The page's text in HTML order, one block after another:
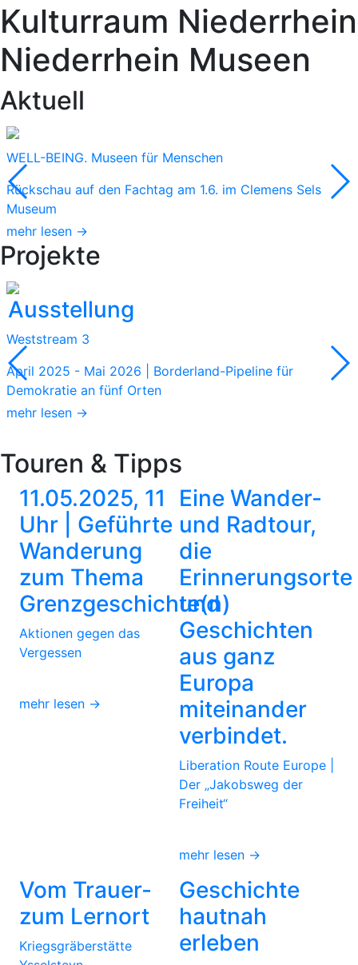
Kulturraum Niederrhein
Niederrhein Museen
Aktuell
WELL-BEING. Museen für Menschen
Rückschau auf den Fachtag am 1.6. im Clemens Sels
Museum
mehr lesen →
Projekte
Ausstellung
Weststream 3
April 2025 - Mai 2026 | Borderland-Pipeline für
Demokratie an fünf Orten
mehr lesen →
Touren & Tipps
11.05.2025, 11
Uhr | Geführte
Wanderung
zum Thema
Grenzgeschichte(n)
Aktionen gegen das
Vergessen
mehr lesen →
Eine Wander-
und Radtour,
die
Erinnerungsorte
und
Geschichten
aus ganz
Europa
miteinander
verbindet.
Liberation Route Europe |
Der „Jakobsweg der
Freiheit“
mehr lesen →
Vom Trauer-
zum Lernort
Kriegsgräberstätte
Geschichte
hautnah
erleben